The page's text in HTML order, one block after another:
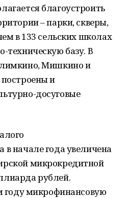
благоустроить
– парки, скверы,
в 133 сельских школах
техническую базу. В
Мишкино и
и
досуговые
начале года увеличена
микрокредитной
рублей.
году микрофинансовую